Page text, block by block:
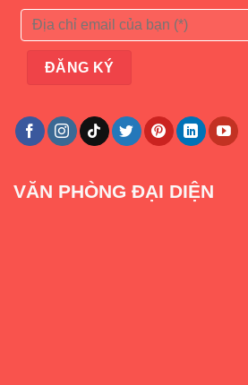
VĂN PHÒNG ĐẠI DIỆN